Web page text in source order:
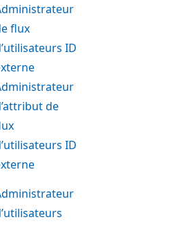
flux
ID
de
ID